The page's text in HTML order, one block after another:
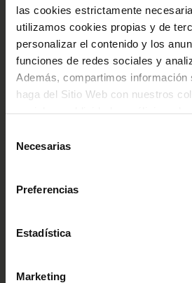
las cookies estrictamente
utilizamos cookies propias y de
personalizar el contenido y los
funciones de redes sociales y
Además, compartimos información
haga del Sitio Web con nuestros
proporcionado o que hayan
que haya hecho de sus servicios.
puede “Permitir todas las
de cookies que quiere permitir y
Política de Cookies
, a través
Necesarias
Preferencias
Estadística
Marketing
15 Jul 2019 00:00:00